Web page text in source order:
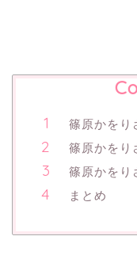
篠原かを
篠原かをり
篠原かをり
まとめ